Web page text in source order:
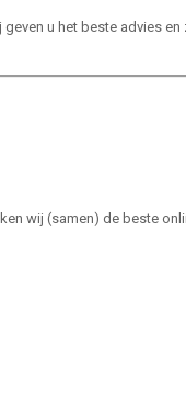
u het beste advies
wij (samen) de beste